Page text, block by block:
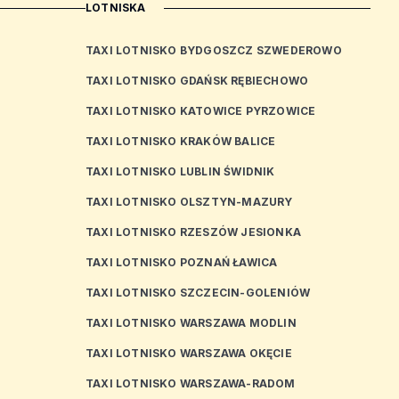
LOTNISKA
TAXI LOTNISKO BYDGOSZCZ SZWEDEROWO
TAXI LOTNISKO GDAŃSK RĘBIECHOWO
TAXI LOTNISKO KATOWICE PYRZOWICE
TAXI LOTNISKO KRAKÓW BALICE
TAXI LOTNISKO LUBLIN ŚWIDNIK
TAXI LOTNISKO OLSZTYN-MAZURY
TAXI LOTNISKO RZESZÓW JESIONKA
TAXI LOTNISKO POZNAŃ ŁAWICA
TAXI LOTNISKO SZCZECIN-GOLENIÓW
TAXI LOTNISKO WARSZAWA MODLIN
TAXI LOTNISKO WARSZAWA OKĘCIE
TAXI LOTNISKO WARSZAWA-RADOM